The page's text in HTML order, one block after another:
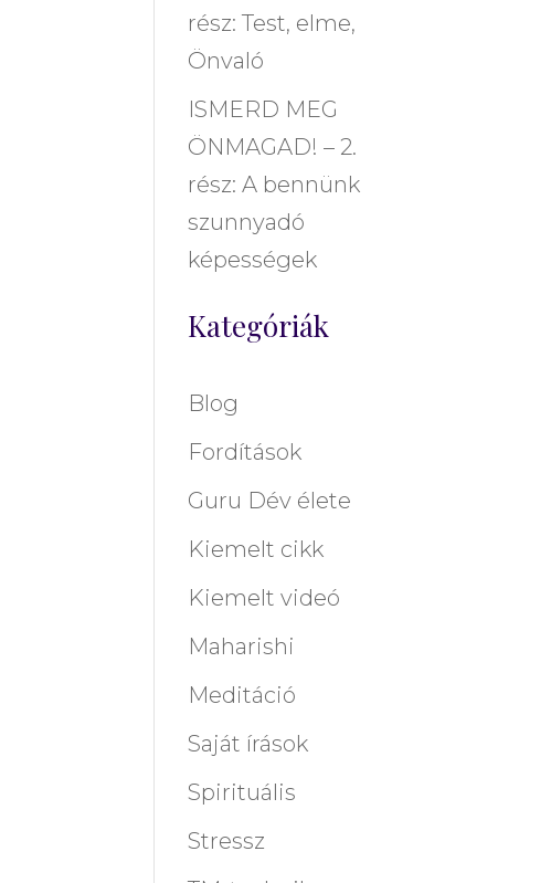
rész: Test, elme,
Önvaló
ISMERD MEG
ÖNMAGAD! – 2.
rész: A bennünk
szunnyadó
képességek
Kategóriák
Blog
Fordítások
Guru Dév élete
Kiemelt cikk
Kiemelt videó
Maharishi
Meditáció
Saját írások
Spirituális
Stressz